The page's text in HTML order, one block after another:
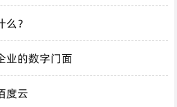
？
业的数字门面
度云